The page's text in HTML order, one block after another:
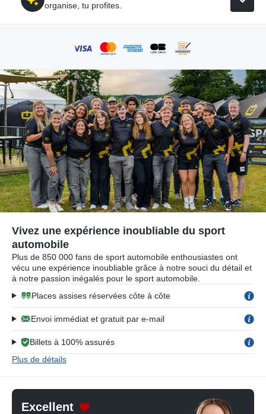
organise, tu profites.
Vivez une expérience inoubliable du sport
automobile
Plus de 850 000 fans de sport automobile enthousiastes ont
vécu une expérience inoubliable grâce à notre souci du détail et
à notre passion inégalés pour le sport automobile.
Places assises réservées côte à côte
Envoi immédiat et gratuit par e-mail
Billets à 100% assurés
Plus de détails
Excellent